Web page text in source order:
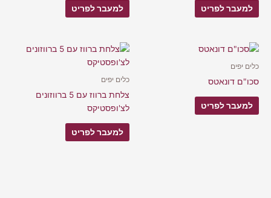
למעבר לפריט למעבר לפריט
כלים יפים
סכו"ם דונאטס
למעבר לפריט
כלים יפים
צלחת ברווז עם 5 ברווזונים
לצ'ופסטיקס
למעבר לפריט